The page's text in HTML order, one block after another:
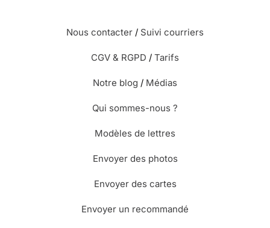
Nous contacter / Suivi courriers
CGV & RGPD / Tarifs
Notre blog / Médias
Qui sommes-nous ?
Modèles de lettres
Envoyer des photos
Envoyer des cartes
Envoyer un recommandé